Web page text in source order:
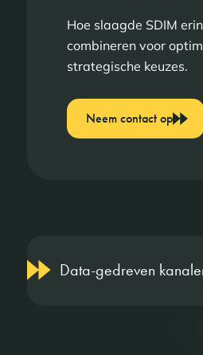
Hoe slaagde SDIM
combineren voor
strategische keuzes.
Neem contact op
Data-gedreven